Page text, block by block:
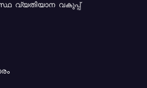
വ്യതിയാന വകുപ്പ്